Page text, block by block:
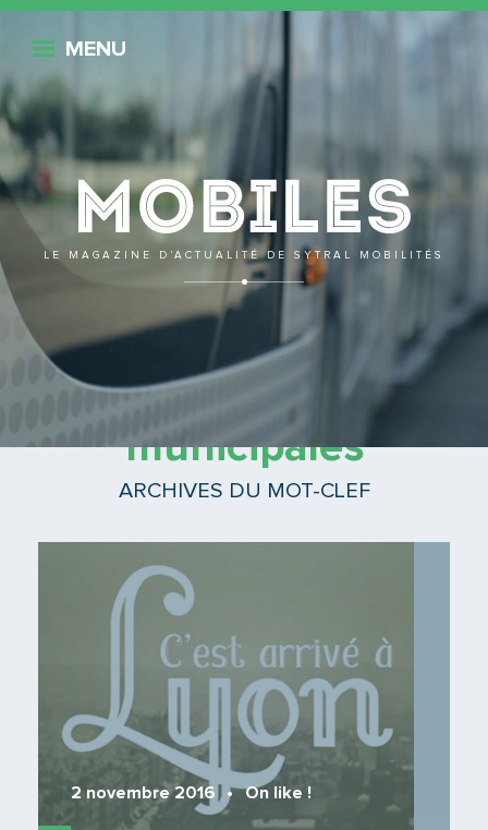
MENU
LE MAGAZINE D’ACTUALITÉ DE SYTRAL MOBILITÉS
archives
municipales
ARCHIVES DU MOT-CLEF
2 novembre 2016 On like !